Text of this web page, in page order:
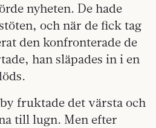
nyheten. De hade
och när de fick tag
den konfronterade de
han släpades in i en
fruktade det värsta och
till lugn. Men efter